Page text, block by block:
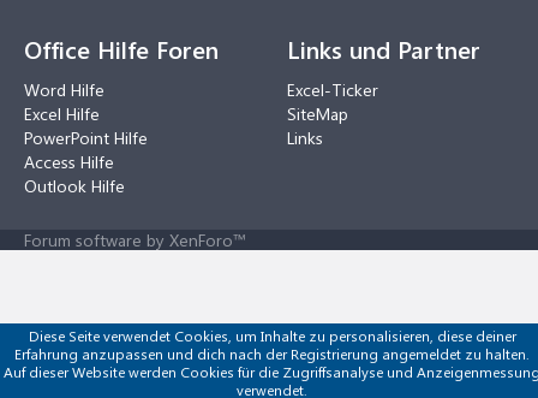
Office Hilfe Foren
Word Hilfe
Excel Hilfe
PowerPoint Hilfe
Access Hilfe
Outlook Hilfe
Links und Partner
Excel-Ticker
SiteMap
Links
Forum software by XenForo™
Diese Seite verwendet Cookies, um Inhalte zu personalisieren, diese deiner
Erfahrung anzupassen und dich nach der Registrierung angemeldet zu halten.
Auf dieser Website werden Cookies für die Zugriffsanalyse und
verwendet.